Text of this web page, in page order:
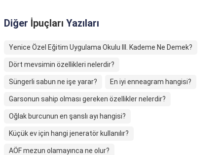
Diğer İpuçları Yazıları
Yenice Özel Eğitim Uygulama Okulu III. Kademe Ne Demek?
Dört mevsimin özellikleri nelerdir?
Süngerli sabun ne işe yarar? En iyi enneagram hangisi?
Garsonun sahip olması gereken özellikler nelerdir?
Oğlak burcunun en şanslı ayı hangisi?
Küçük ev için hangi jeneratör kullanılır?
AÖF mezun olamayınca ne olur?